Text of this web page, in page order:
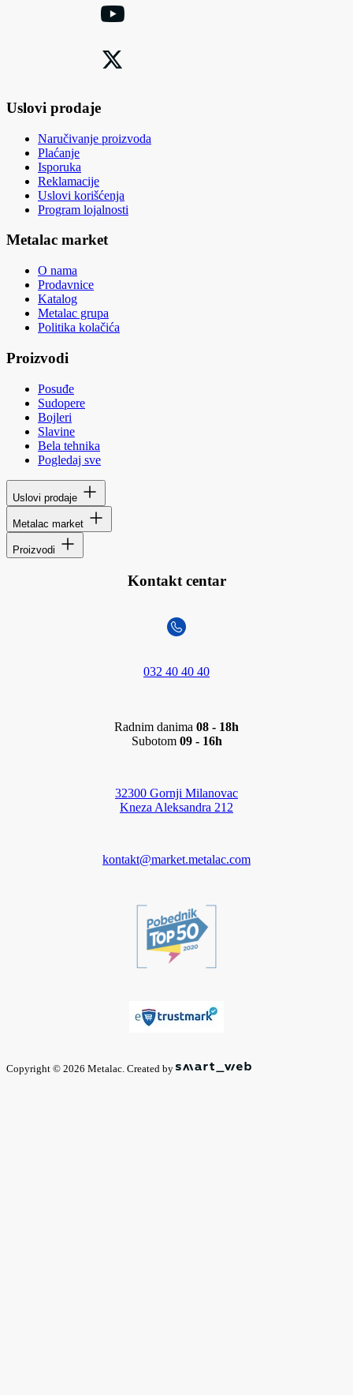
Uslovi prodaje
Naručivanje proizvoda
Plaćanje
Isporuka
Reklamacije
Uslovi korišćenja
Program lojalnosti
Metalac market
O nama
Prodavnice
Katalog
Metalac grupa
Politika kolačića
Proizvodi
Posuđe
Sudopere
Bojleri
Slavine
Bela tehnika
Pogledaj sve
Uslovi prodaje
Metalac market
Proizvodi
Kontakt centar
032 40 40 40
Radnim danima 08 - 18h
Subotom 09 - 16h
32300 Gornji Milanovac
Kneza Aleksandra 212
kontakt@market.metalac.com
Copyright © 2026 Metalac. Created by